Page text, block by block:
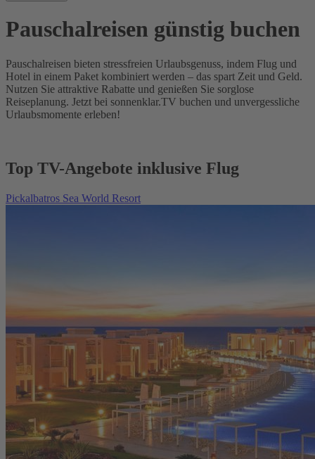
Pauschalreisen günstig buchen
Pauschalreisen bieten stressfreien Urlaubsgenuss, indem Flug und
Hotel in einem Paket kombiniert werden – das spart Zeit und Geld.
Nutzen Sie attraktive Rabatte und genießen Sie sorglose
Reiseplanung. Jetzt bei sonnenklar.TV buchen und unvergessliche
Urlaubsmomente erleben!
Top TV-Angebote inklusive Flug
Pickalbatros Sea World Resort